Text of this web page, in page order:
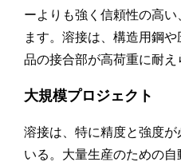
ーよりも強く信頼性の高
ます。溶接は、構造用鋼
品の接合部が高荷重に耐え
大規模プロジェクト
溶接は、特に精度と強度
いる。大量生産のための